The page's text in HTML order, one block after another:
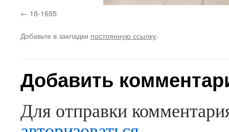
18-1695
Добавьте в закладки постоянную ссылку.
Добавить
Для отправки